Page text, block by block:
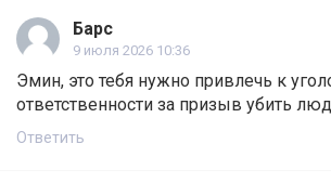
Барс
9 июля 2026 10:36
Эмин, это тебя нужно привлечь к
ответственности за призыв убить
Ответить